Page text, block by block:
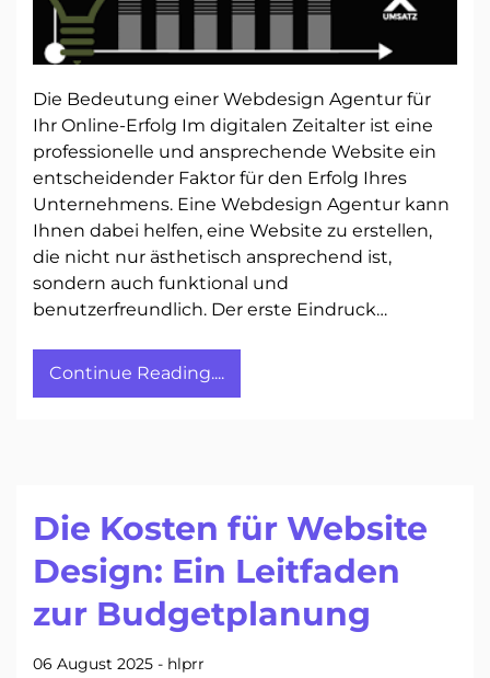
Die Bedeutung einer Webdesign Agentur für
Ihr Online-Erfolg Im digitalen Zeitalter ist eine
professionelle und ansprechende Website ein
entscheidender Faktor für den Erfolg Ihres
Unternehmens. Eine Webdesign Agentur kann
Ihnen dabei helfen, eine Website zu erstellen,
die nicht nur ästhetisch ansprechend ist,
sondern auch funktional und
benutzerfreundlich. Der erste Eindruck…
Continue Reading....
Die Kosten für Website
Design: Ein Leitfaden
zur Budgetplanung
06 August 2025 - hlprr